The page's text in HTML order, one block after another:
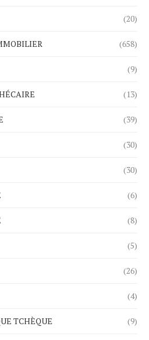
(20)
(658)
(9)
(13)
(39)
(30)
(30)
(6)
(8)
(5)
(26)
(4)
TCHÈQUE (9)